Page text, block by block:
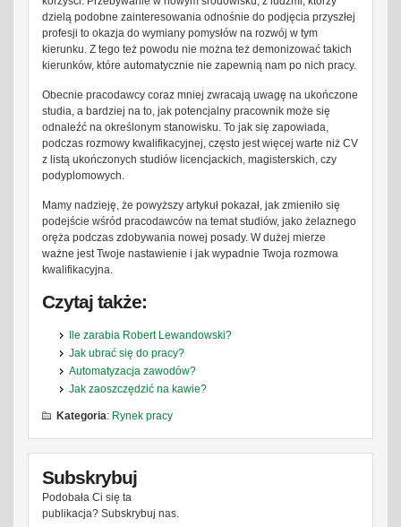
dzielą podobne zainteresowania odnośnie do podjęcia przyszłej
profesji to okazja do wymiany pomysłów na rozwój w tym
kierunku. Z tego też powodu nie można też demonizować takich
kierunków, które automatycznie nie zapewnią nam po nich pracy.
Obecnie pracodawcy coraz mniej zwracają uwagę na ukończone
studia, a bardziej na to, jak potencjalny pracownik może się
odnaleźć na określonym stanowisku. To jak się zapowiada,
podczas rozmowy kwalifikacyjnej, często jest więcej warte niż CV
z listą ukończonych studiów licencjackich, magisterskich, czy
podyplomowych.
Mamy nadzieję, że powyższy artykuł pokazał, jak zmieniło się
podejście wśród pracodawców na temat studiów, jako żelaznego
oręża podczas zdobywania nowej posady. W dużej mierze
ważne jest Twoje nastawienie i jak wypadnie Twoja rozmowa
kwalifikacyjna.
Czytaj także:
Ile zarabia Robert Lewandowski?
Jak ubrać się do pracy?
Automatyzacja zawodów?
Jak zaoszczędzić na kawie?
Kategoria: Rynek pracy
Subskrybuj
Podobała Ci się ta
publikacja? Subskrybuj nas.